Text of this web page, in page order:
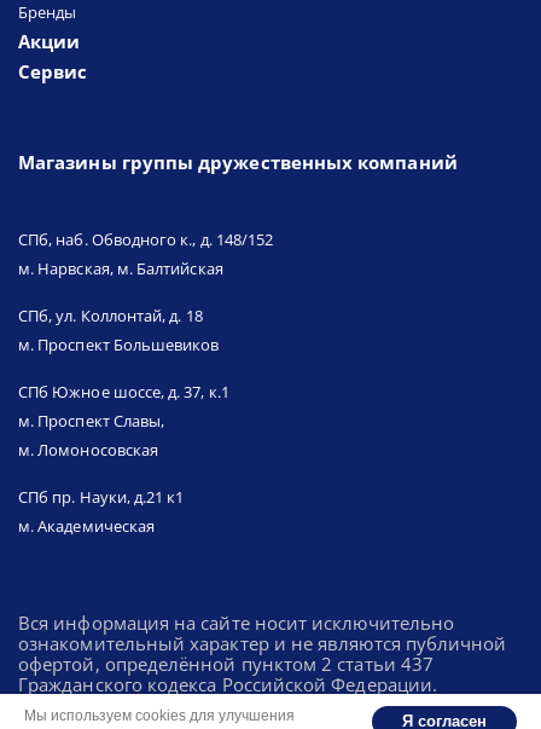
Бренды
Акции
Сервис
Магазины группы дружественных компаний
СПб, наб. Обводного к., д. 148/152
м. Нарвская, м. Балтийская
СПб, ул. Коллонтай, д. 18
м. Проспект Большевиков
СПб Южное шоссе, д. 37, к.1
м. Проспект Славы,
м. Ломоносовская
СПб пр. Науки, д.21 к1
м. Академическая
Вся информация на сайте носит исключительно
ознакомительный характер и не являются публичной
офертой, определённой пунктом 2 статьи 437
Гражданского кодекса Российской Федерации.
Мы используем cookies для улучшения
Я согласен